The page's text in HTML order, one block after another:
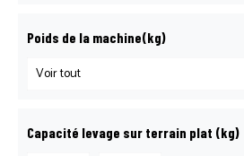
Poids de la machine(kg)
Capacité levage sur terrain plat (kg)